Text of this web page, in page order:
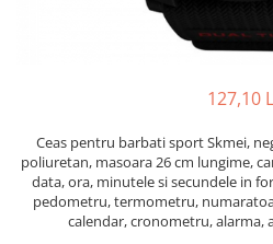
127,10
Ceas pentru barbati sport Skmei,
poliuretan, masoara 26 cm lungime,
data, ora, minutele si secundele in
pedometru, termometru,
calendar, cronometru, alarma,